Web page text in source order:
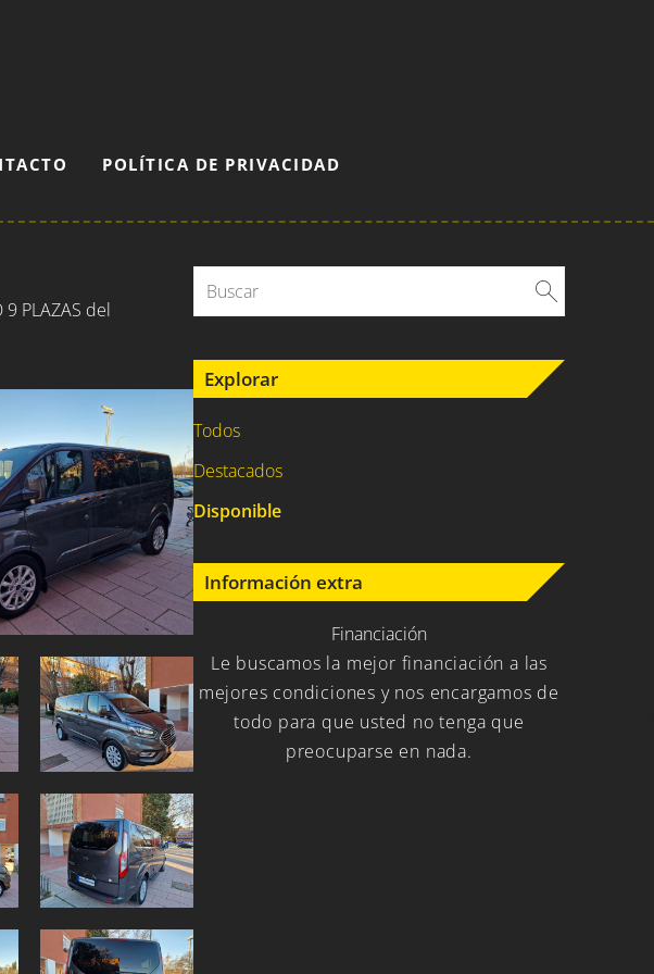
POLÍTICA DE PRIVACIDAD
Explorar
Todos
Destacados
Disponible
Información extra
Financiación
Le buscamos la mejor financiación a las
mejores condiciones y nos encargamos de
todo para que usted no tenga que
preocuparse en nada.
9 PLAZAS del